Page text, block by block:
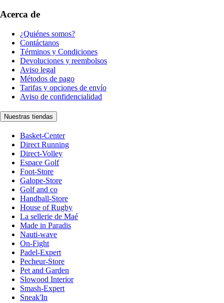
Acerca de
¿Quiénes somos?
Contáctanos
Términos y Condiciones
Devoluciones y reembolsos
Aviso legal
Métodos de pago
Tarifas y opciones de envío
Aviso de confidencialidad
Nuestras tiendas
Basket-Center
Direct Running
Direct-Volley
Espace Golf
Foot-Store
Galope-Store
Golf and co
Handball-Store
House of Rugby
La sellerie de Maé
Made in Paradis
Nauti-wave
On-Fight
Padel-Expert
Pecheur-Store
Pet and Garden
Slowood Interior
Smash-Expert
Sneak'In